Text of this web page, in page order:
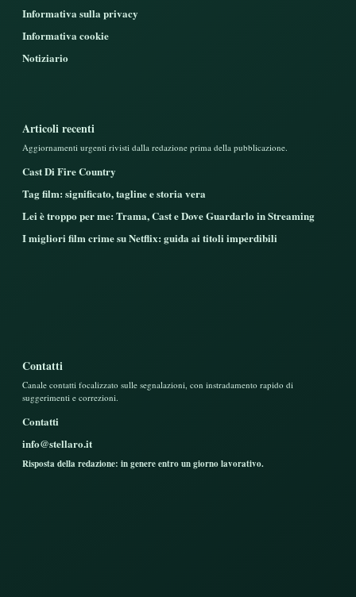
Informativa sulla privacy
Informativa cookie
Notiziario
Articoli recenti
Aggiornamenti urgenti rivisti dalla redazione prima della pubblicazione.
Cast Di Fire Country
Tag film: significato, tagline e storia vera
Lei è troppo per me: Trama, Cast e Dove Guardarlo in Streaming
I migliori film crime su Netflix: guida ai titoli imperdibili
Contatti
Canale contatti focalizzato sulle segnalazioni, con instradamento rapido di
suggerimenti e correzioni.
Contatti
info@stellaro.it
Risposta della redazione: in genere entro un giorno lavorativo.